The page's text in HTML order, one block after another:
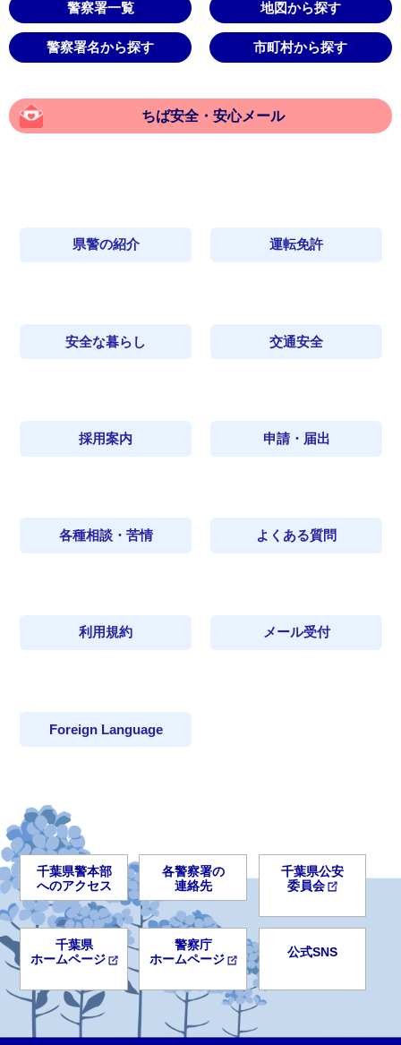
警察署一覧 地図から探す
警察署名から探す 市町村から探す
ちば安全・安心メール
県警の紹介 運転免許
安全な暮らし 交通安全
採用案内 申請・届出
各種相談・苦情 よくある質問
利用規約 メール受付
Foreign Language
千葉県警本部
へのアクセス
各警察署の
連絡先
千葉県公安
委員会
千葉県
ホームページ
警察庁
ホームページ
公式SNS